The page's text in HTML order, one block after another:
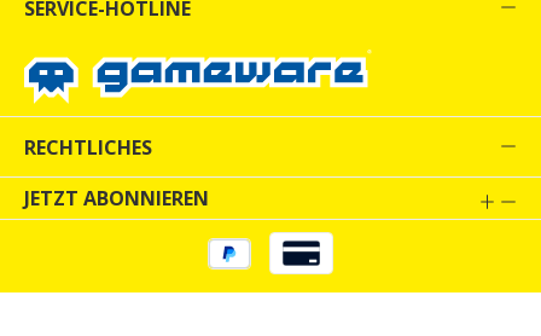
SERVICE-HOTLINE
RECHTLICHES
JETZT ABONNIEREN